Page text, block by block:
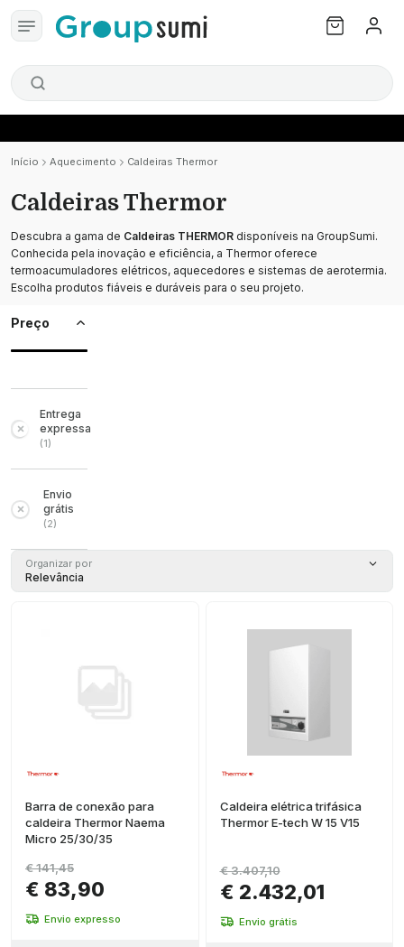
Início Aquecimento Caldeiras Thermor
Caldeiras Thermor
Descubra a gama de Caldeiras THERMOR disponíveis na GroupSumi.
Conhecida pela inovação e eficiência, a Thermor oferece
termoacumuladores elétricos, aquecedores e sistemas de aerotermia.
Escolha produtos fiáveis e duráveis para o seu projeto.
Preço
Entrega
expressa
(1)
Envio
grátis
(2)
Organizar por
Relevância
Barra de conexão para
caldeira Thermor Naema
Micro 25/30/35
€ 83,90
€ 141,45
Envio expresso
Caldeira elétrica trifásica
Thermor E-tech W 15 V15
€ 2.432,01
€ 3.407,10
Envio grátis